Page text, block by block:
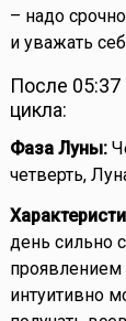
– надо
и уважать
После
цикла:
Фаза Луны:
четверть,
день сильно
проявлением
интуитивно